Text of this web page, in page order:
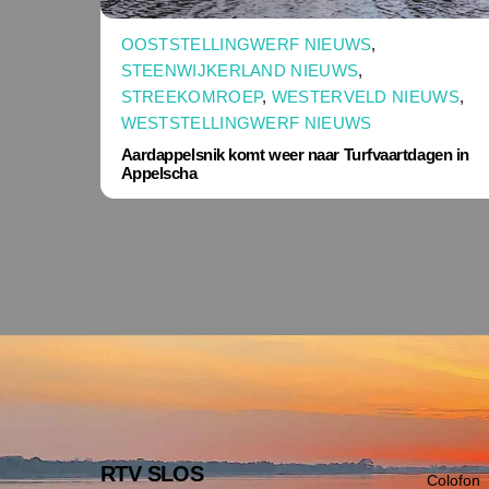
OOSTSTELLINGWERF NIEUWS,
STEENWIJKERLAND NIEUWS,
STREEKOMROEP, WESTERVELD NIEUWS,
WESTSTELLINGWERF NIEUWS
Aardappelsnik komt weer naar Turfvaartdagen in
Appelscha
RTV SLOS Colofon